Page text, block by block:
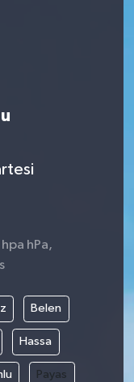
hPa,
Belen
Hassa
Payas